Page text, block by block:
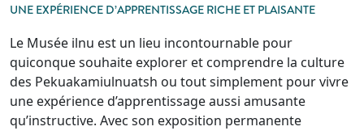
UNE EXPÉRIENCE D’APPRENTISSAGE RICHE ET PLAISANTE
Le Musée ilnu est un lieu incontournable pour
quiconque souhaite explorer et comprendre la culture
des Pekuakamiulnuatsh ou tout simplement pour vivre
une expérience d’apprentissage aussi amusante
qu’instructive. Avec son exposition permanente